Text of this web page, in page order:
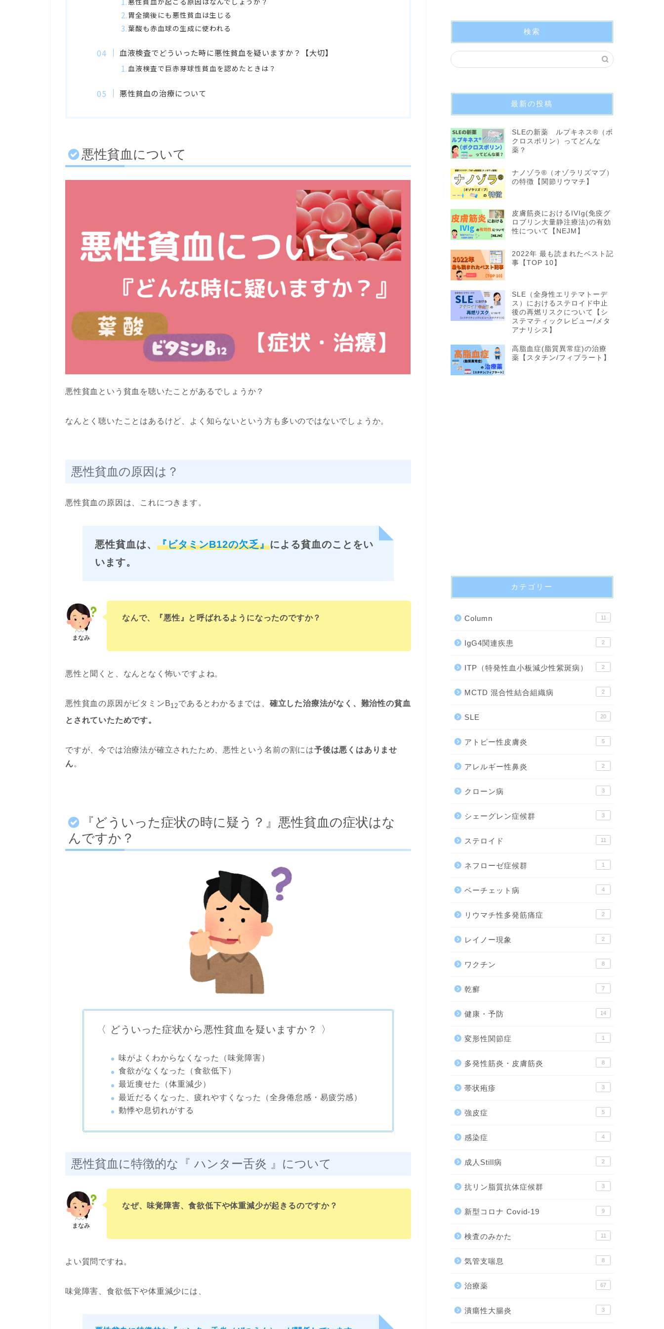
胃全摘後にも悪性貧血は生じる
葉酸も赤血球の生成に使われる
血液検査でどういった時に悪性貧血を疑いますか？【大切】
血液検査で巨赤芽球性貧血を認めたときは？
悪性貧血の治療について
悪性貧血について
悪性貧血という貧血を聴いたことがあるでしょうか？
なんとく聴いたことはあるけど、よく知らないという方も多いのではないでしょうか。
悪性貧血の原因は？
悪性貧血の原因は、これにつきます。
悪性貧血は、 『ビタミンB12の欠乏』による貧血のことをい
います。
なんで、『悪性』と呼ばれるようになったのですか？
悪性と聞くと、なんとなく怖いですよね。
悪性貧血の原因がビタミンB12であるとわかるまでは、 確立した治療法がなく、難治性の貧血
とされていたためです。
ですが、今では治療法が確立されたため、悪性という名前の割には予後は悪くはありませ
ん。
『どういった症状の時に疑う？』悪性貧血の症状はな
んですか？
〈 どういった症状から悪性貧血を疑いますか？ 〉
味がよくわからなくなった（味覚障害）
食欲がなくなった（食欲低下）
最近痩せた（体重減少）
最近だるくなった、疲れやすくなった（全身倦怠感・易疲労感）
動悸や息切れがする
悪性貧血に特徴的な『 ハンター舌炎 』について
なぜ、味覚障害、食欲低下や体重減少が起きるのですか？
よい質問ですね。
味覚障害、食欲低下や体重減少には、
検索
最新の投稿
SLEの新薬 ルプキネス®︎（ボ
クロスポリン）ってどんな
薬？
ナノゾラ®︎（オゾラリズマブ）
の特徴【関節リウマチ】
皮膚筋炎におけるIVIg(免疫グ
ロブリン大量静注療法)の有効
性について【NEJM】
2022年 最も読まれたベスト記
事【TOP 10】
SLE（全身性エリテマトーデ
ス）におけるステロイド中止
後の再燃リスクについて【シ
ステマティックレビュー/メタ
アナリシス】
高脂血症(脂質異常症)の治療
薬【スタチン/フィブラート】
カテゴリー
Column 11
IgG4関連疾患 2
ITP（特発性血小板減少性紫斑病） 2
MCTD 混合性結合組織病 2
SLE 20
アトピー性皮膚炎 5
アレルギー性鼻炎 2
クローン病 3
シェーグレン症候群 3
ステロイド 11
ネフローゼ症候群 1
ベーチェット病 4
リウマチ性多発筋痛症 2
レイノー現象 2
ワクチン 8
乾癬 7
健康・予防 14
変形性関節症 1
多発性筋炎・皮膚筋炎 8
帯状疱疹 3
強皮症 5
感染症 4
成人Still病 2
抗リン脂質抗体症候群 3
新型コロナ Covid-19 9
検査のみかた 11
気管支喘息 8
治療薬 67
潰瘍性大腸炎 3